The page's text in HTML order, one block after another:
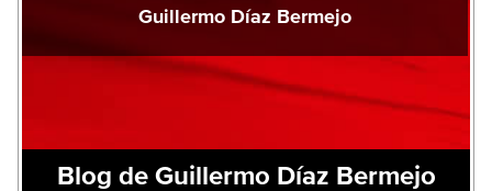
Guillermo Díaz Bermejo
Blog de Guillermo Díaz Bermejo